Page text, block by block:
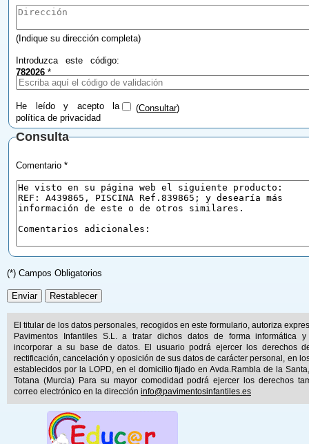
(Indique su dirección completa)
Introduzca este código:
782026 *
He leído y acepto la
política de privacidad
(Consultar)
Consulta
Comentario *
(*) Campos Obligatorios
El titular de los datos personales, recogidos en este formulario, autoriza
Pavimentos Infantiles S.L. a tratar dichos datos de forma informática y
incorporar a su base de datos. El usuario podrá ejercer los derechos
rectificación, cancelación y oposición de sus datos de carácter personal, en
establecidos por la LOPD, en el domicilio fijado en Avda.Rambla de la
Totana (Murcia) Para su mayor comodidad podrá ejercer los derechos
correo electrónico en la dirección info@pavimentosinfantiles.es